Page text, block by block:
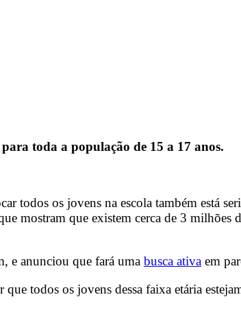
toda a população de 15 a 17 anos.
todos os jovens na escola também está
mostram que existem cerca de 3 milhões
e anunciou que fará uma busca ativa em
todos os jovens dessa faixa etária